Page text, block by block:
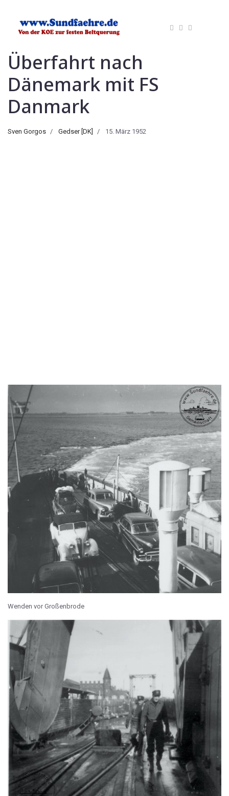
Überfahrt nach
Dänemark mit FS
Danmark
Sven Gorgos Gedser [DK] 15. März 1952
Wenden vor Großenbrode